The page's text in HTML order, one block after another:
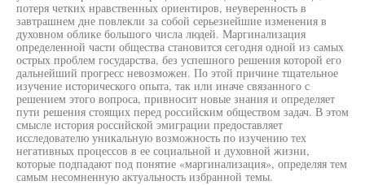
потеря четких нравственных ориентиров, неуверенность в
завтрашнем дне повлекли за собой серьезнейшие изменения в
духовном облике большого числа людей. Маргинализация
определенной части общества становится сегодня одной из самых
острых проблем государства, без успешного решения которой его
дальнейший прогресс невозможен. По этой причине тщательное
изучение исторического опыта, так или иначе связанного с
решением этого вопроса, привносит новые знания и определяет
пути решения стоящих перед российским обществом задач. В этом
смысле история российской эмиграции предоставляет
исследователю уникальную возможность по изучению тех
негативных процессов в ее социальной и духовной жизни,
которые подпадают под понятие «маргинализация», определяя тем
самым несомненную актуальность избранной темы.